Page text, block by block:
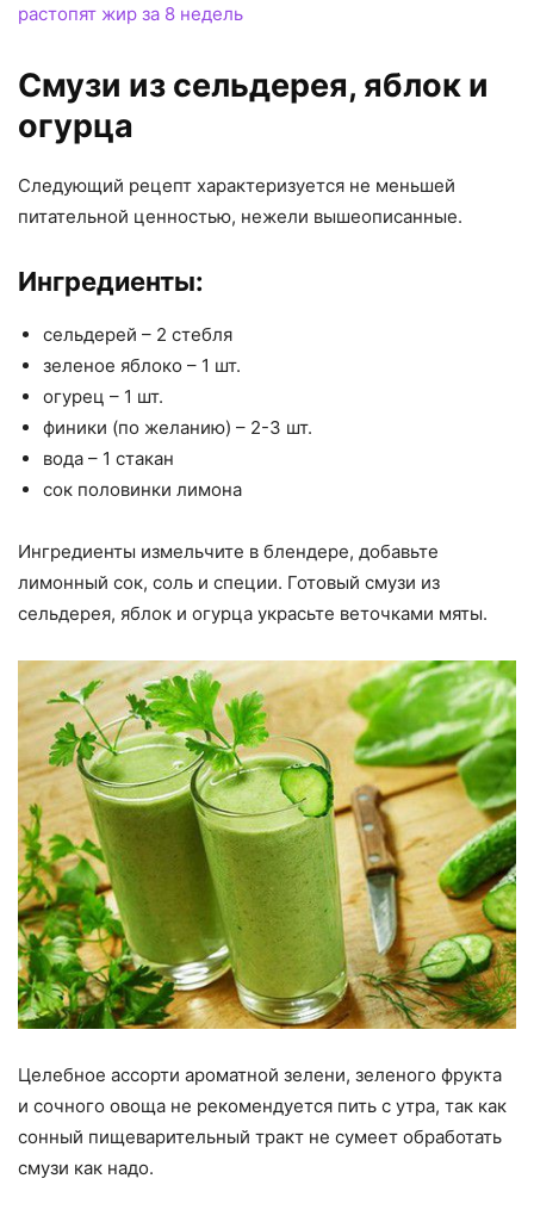
растопят жир за 8 недель
Смузи из сельдерея, яблок и
огурца
Следующий рецепт характеризуется не меньшей
питательной ценностью, нежели вышеописанные.
Ингредиенты:
сельдерей – 2 стебля
зеленое яблоко – 1 шт.
огурец – 1 шт.
финики (по желанию) – 2-3 шт.
вода – 1 стакан
сок половинки лимона
Ингредиенты измельчите в блендере, добавьте
лимонный сок, соль и специи. Готовый смузи из
сельдерея, яблок и огурца украсьте веточками мяты.
Целебное ассорти ароматной зелени, зеленого фрукта
и сочного овоща не рекомендуется пить с утра, так как
сонный пищеварительный тракт не сумеет обработать
смузи как надо.